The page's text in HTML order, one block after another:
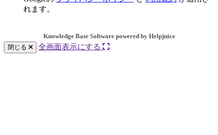
れます。
Knowledge Base Software powered by Helpjuice
閉じる
全画面表示にする